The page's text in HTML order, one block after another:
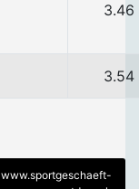
3.46
3.54
www.sportgeschaeft-